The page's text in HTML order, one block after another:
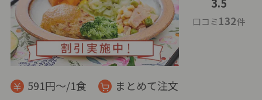
3.5
口コミ132件
591円～/1食
まとめて注文